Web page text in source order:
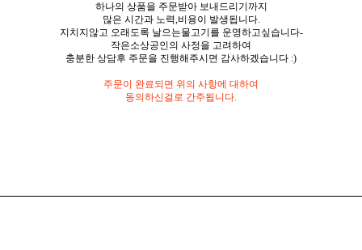
하나의 상품을 주문받아 보내드리기까지
많은 시간과 노력,비용이 발생됩니다.
지치지않고 오래도록 날으는물고기를 운영하고싶습니다-
작은소상공인의 사정을 고려하여
충분한 상담후 주문을 진행해주시면 감사하겠습니다 :)
주문이 완료되면 위의 사항에 대하여
동의하신걸로 간주됩니다.